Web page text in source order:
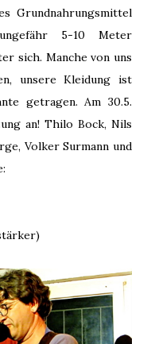
Grundnahrungsmittel
5-10 Meter
sich. Manche von uns
unsere Kleidung ist
getragen. Am 30.5.
an! Thilo Bock, Nils
Volker Surmann und